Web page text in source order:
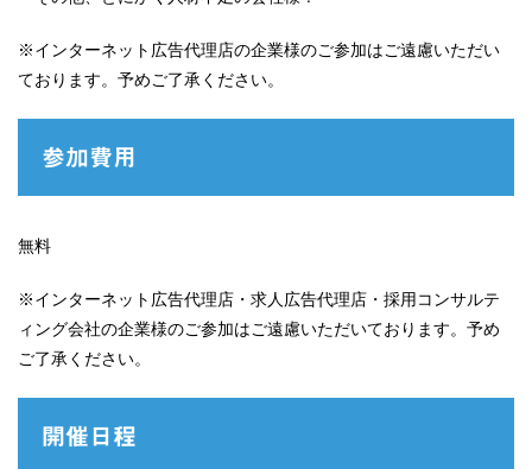
※インターネット広告代理店の企業様のご参加はご遠慮いただい
ております。予めご了承ください。
参加費用
無料
※インターネット広告代理店・求人広告代理店・採用コンサルテ
ィング会社の企業様のご参加はご遠慮いただいております。予め
ご了承ください。
開催日程